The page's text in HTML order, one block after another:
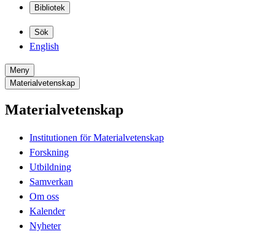
Bibliotek
Sök
English
Meny
Materialvetenskap
Materialvetenskap
Institutionen för Materialvetenskap
Forskning
Utbildning
Samverkan
Om oss
Kalender
Nyheter